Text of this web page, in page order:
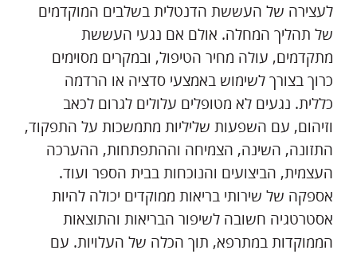
לעצירה של העששת הדנטלית בשלבים המוקדמים
של תהליך המחלה. אולם אם נגעי העששת
מתקדמים, עולה מחיר הטיפול, ובמקרים מסוימים
כרוך בצורך לשימוש באמצעי סדציה או הרדמה
כללית. נגעים לא מטופלים עלולים לגרום לכאב
וזיהום, עם השפעות שליליות מתמשכות על התפקוד,
התזונה, השינה, הצמיחה וההתפתחות, ההערכה
העצמית, הביצועים והנוכחות בבית הספר ועוד.
אספקה של שירותי בריאות ממוקדים יכולה להיות
אסטרטגיה חשובה לשיפור הבריאות והתוצאות
הממוקדות במתרפא, תוך הכלה של העלויות. עם